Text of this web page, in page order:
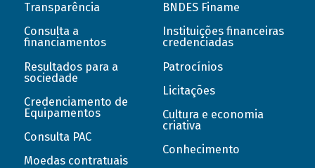
Transparência
Consulta a
financiamentos
Resultados para a
sociedade
Credenciamento de
Equipamentos
Consulta PAC
Moedas contratuais
BNDES Finame
Instituições financeiras
credenciadas
Patrocínios
Licitações
Cultura e economia
criativa
Conhecimento